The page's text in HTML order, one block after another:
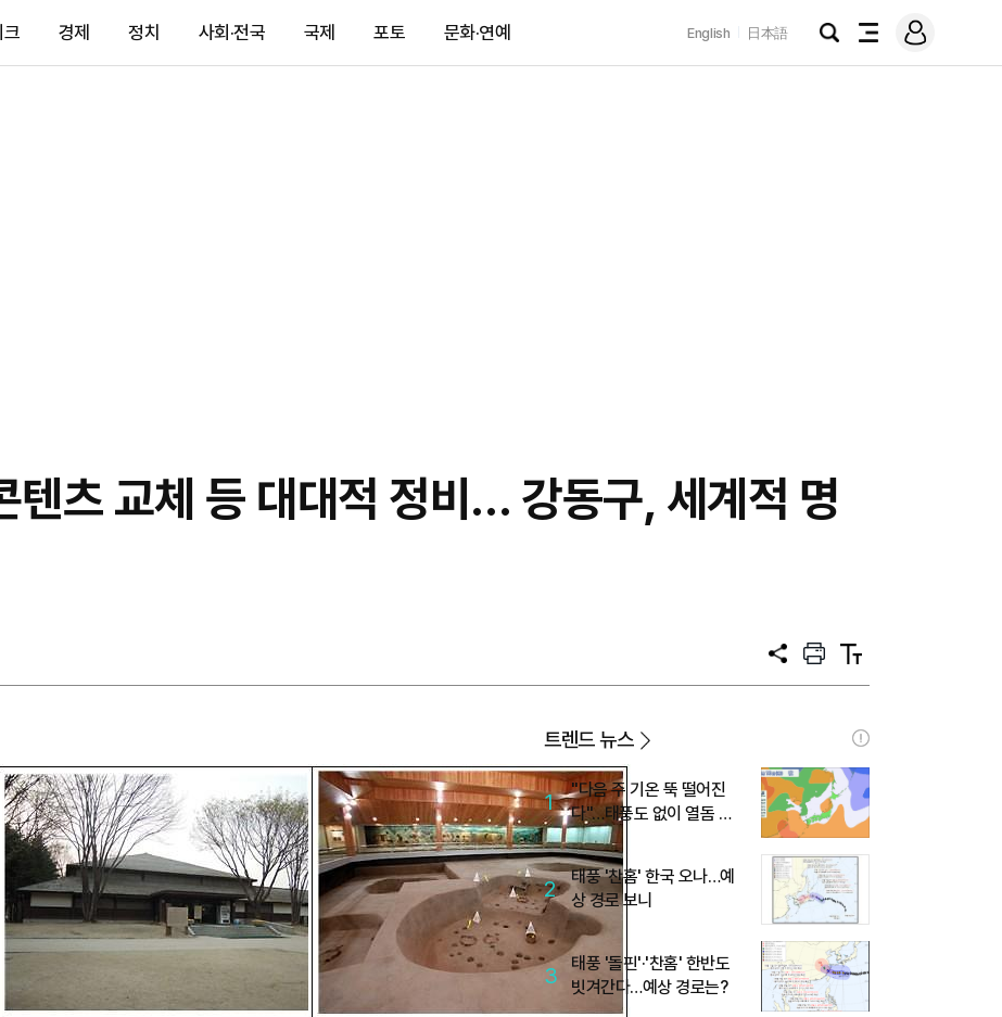
크 경제 정치 사회·전국 국제 포토 문화·연예 English 日本語
검
전
메
그
텐츠 교체 등 대대적 정비… 강동구, 세계적 명
공
프
트
텍
트
트렌드 뉴스
1
"다음 주 기온 뚝 떨어진
다"…태풍도 없이 열돔 박
살 낸 '이것'
2
태풍 '찬홈' 한국 오나…예
상 경로 보니
3
태풍 '돌핀'·'찬홈' 한반도
빗겨간다…예상 경로는?